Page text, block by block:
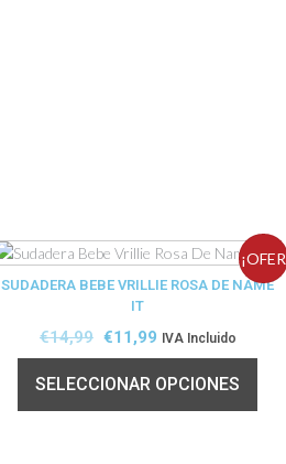
¡OFER
SUDADERA BEBE VRILLIE ROSA DE NAME
IT
€14,99 €11,99 IVA Incluido
SELECCIONAR OPCIONES